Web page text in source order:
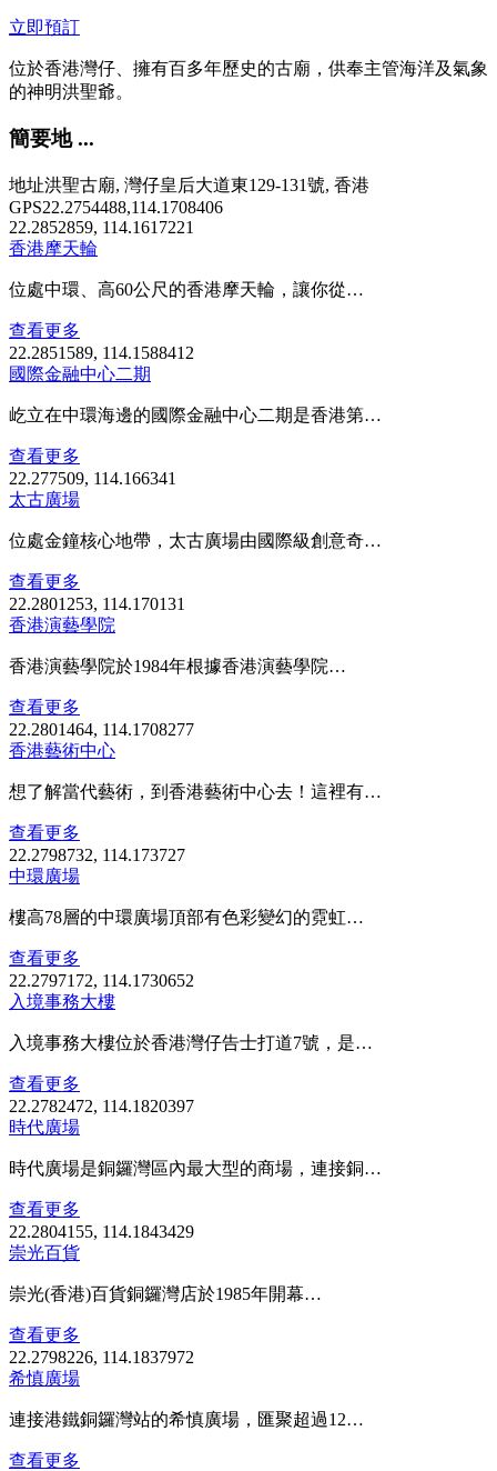
立即預訂
位於香港灣仔、擁有百多年歷史的古廟，供奉主管海洋及氣象
的神明洪聖爺。
簡要地 ...
地址洪聖古廟, 灣仔皇后大道東129-131號, 香港
GPS22.2754488,114.1708406
22.2852859, 114.1617221
香港摩天輪
位處中環、高60公尺的香港摩天輪，讓你從…
查看更多
22.2851589, 114.1588412
國際金融中心二期
屹立在中環海邊的國際金融中心二期是香港第…
查看更多
22.277509, 114.166341
太古廣場
位處金鐘核心地帶，太古廣場由國際級創意奇…
查看更多
22.2801253, 114.170131
香港演藝學院
香港演藝學院於1984年根據香港演藝學院…
查看更多
22.2801464, 114.1708277
香港藝術中心
想了解當代藝術，到香港藝術中心去！這裡有…
查看更多
22.2798732, 114.173727
中環廣場
樓高78層的中環廣場頂部有色彩變幻的霓虹…
查看更多
22.2797172, 114.1730652
入境事務大樓
入境事務大樓位於香港灣仔告士打道7號，是…
查看更多
22.2782472, 114.1820397
時代廣場
時代廣場是銅鑼灣區內最大型的商場，連接銅…
查看更多
22.2804155, 114.1843429
崇光百貨
崇光(香港)百貨銅鑼灣店於1985年開幕…
查看更多
22.2798226, 114.1837972
希慎廣場
連接港鐵銅鑼灣站的希慎廣場，匯聚超過12…
查看更多